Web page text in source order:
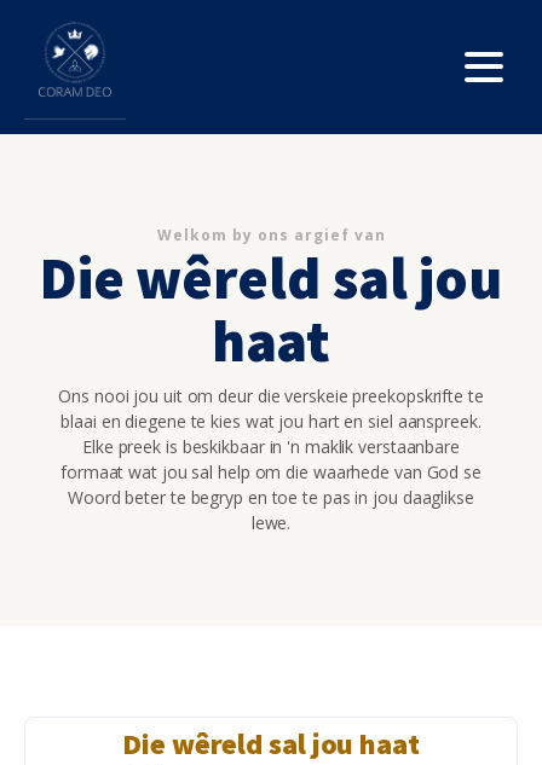
Welkom by ons argief van
Die wêreld sal jou
haat
Ons nooi jou uit om deur die verskeie preekopskrifte te
blaai en diegene te kies wat jou hart en siel aanspreek.
Elke preek is beskikbaar in 'n maklik verstaanbare
formaat wat jou sal help om die waarhede van God se
Woord beter te begryp en toe te pas in jou daaglikse
lewe.
Die wêreld sal jou haat